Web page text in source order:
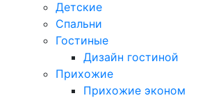
Детские
Спальни
Гостиные
Дизайн гостиной
Прихожие
Прихожие эконом